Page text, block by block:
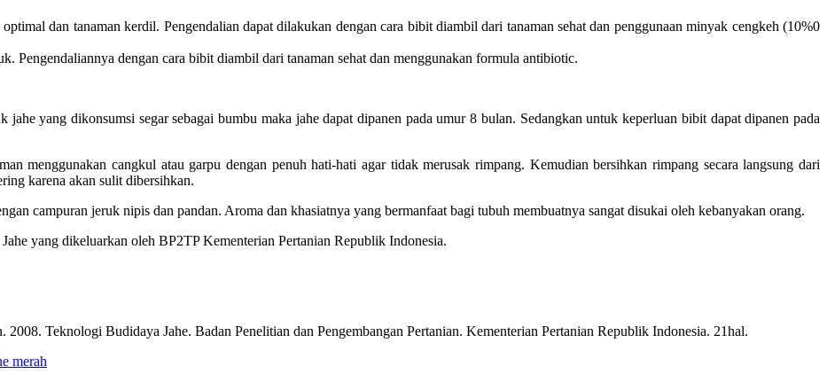
dan tanaman kerdil. Pengendalian dapat dilakukan dengan cara bibit diambil dari tanaman sehat dan penggunaan minyak cengkeh (10%0
Pengendaliannya dengan cara bibit diambil dari tanaman sehat dan menggunakan formula antibiotic.
yang dikonsumsi segar sebagai bumbu maka jahe dapat dipanen pada umur 8 bulan. Sedangkan untuk keperluan bibit dapat dipanen pada
menggunakan cangkul atau garpu dengan penuh hati-hati agar tidak merusak rimpang. Kemudian bersihkan rimpang secara langsung dari
karena akan sulit dibersihkan.
campuran jeruk nipis dan pandan. Aroma dan khasiatnya yang bermanfaat bagi tubuh membuatnya sangat disukai oleh kebanyakan orang.
yang dikeluarkan oleh BP2TP Kementerian Pertanian Republik Indonesia.
Teknologi Budidaya Jahe. Badan Penelitian dan Pengembangan Pertanian. Kementerian Pertanian Republik Indonesia. 21hal.
merah